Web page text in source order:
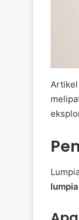
Artikel
lumpia